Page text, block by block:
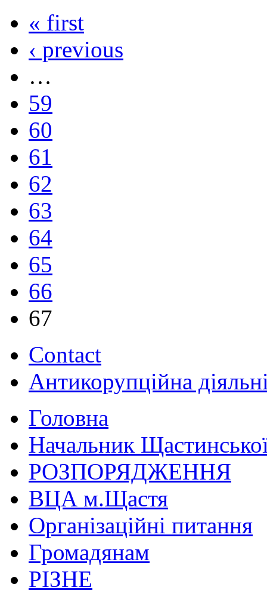
« first
‹ previous
…
59
60
61
62
63
64
65
66
67
Contact
Антикорупційна
Головна
Начальник
РОЗПОРЯДЖЕННЯ
ВЦА м.Щастя
Організаційні питання
Громадянам
РІЗНЕ